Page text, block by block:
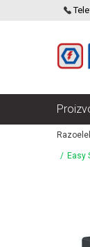
ELECTRIC
Easy